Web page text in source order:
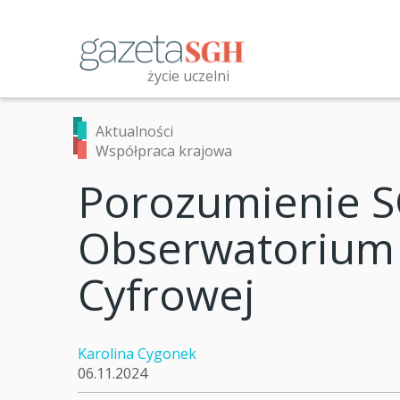
życie uczelni
Przeszukaj witrynę
Aktualności
Współpraca krajowa
Porozumienie
Cyfrowej
Karolina Cygonek
06.11.2024